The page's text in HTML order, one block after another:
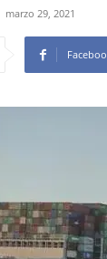
marzo 29, 2021